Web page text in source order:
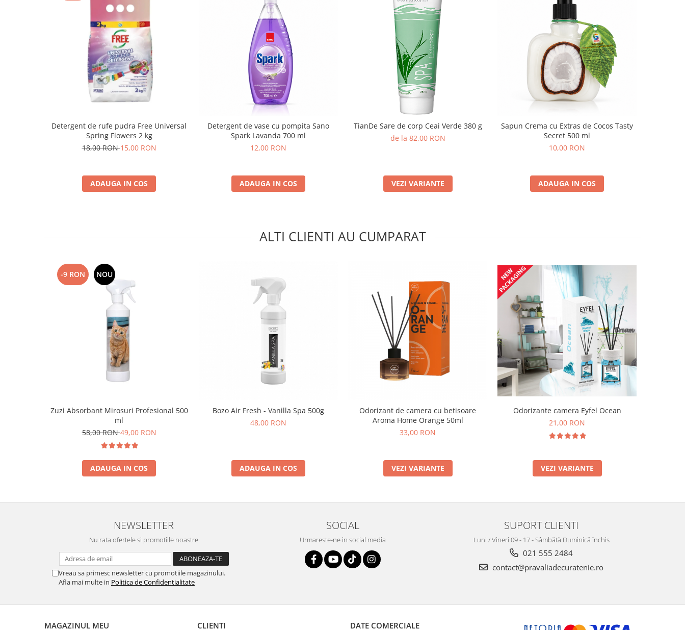
Detergent de rufe pudra Free Universal
Spring Flowers 2 kg
18,00 RON15,00 RON
ADAUGA IN COS
Detergent de vase cu pompita Sano
Spark Lavanda 700 ml
12,00 RON
ADAUGA IN COS
TianDe Sare de corp Ceai Verde 380 g
de la 82,00 RON
VEZI VARIANTE
Sapun Crema cu Extras de Cocos Tasty
Secret 500 ml
10,00 RON
ADAUGA IN COS
ALTI CLIENTI AU CUMPARAT
-9 RON NOU
Zuzi Absorbant Mirosuri Profesional 500
ml
58,00 RON49,00 RON
ADAUGA IN COS
Bozo Air Fresh - Vanilla Spa 500g
48,00 RON
ADAUGA IN COS
Odorizant de camera cu betisoare
Aroma Home Orange 50ml
33,00 RON
VEZI VARIANTE
Odorizante camera Eyfel Ocean
21,00 RON
VEZI VARIANTE
NEWSLETTER
Nu rata ofertele si promotiile noastre
Vreau sa primesc newsletter cu promotiile magazinului.
Afla mai multe in Politica de Confidentialitate
SOCIAL
Urmareste-ne in social media
SUPORT CLIENTI
Luni / Vineri 09 - 17 - Sâmbătă Duminică închis
021 555 2484
contact@pravaliadecuratenie.ro
MAGAZINUL MEU CLIENTI DATE COMERCIALE